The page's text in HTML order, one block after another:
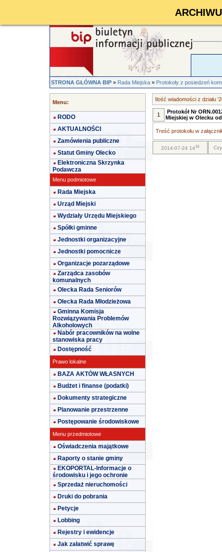
STRONA GŁÓWNA BIP»Rada Miejska»Protokoły z posiedzeń
Menu:
RODO
AKTUALNOŚCI
Zamówienia publiczne
Statut Gminy Olecko
Elektroniczna Skrzynka
Podawcza
Menu podmiotowe
Rada Miejska
Urząd Miejski
Wydziały Urzędu Miejskiego
Spółki gminne
Jednostki organizacyjne
Jednostki pomocnicze
Organizacje pozarządowe
Zarządca zasobów
komunalnych
Olecka Rada Seniorów
Olecka Rada Młodzieżowa
Gminna Komisja
Rozwiązywania Problemów
Alkoholowych
Nabór pracowników na wolne
stanowiska pracy
Dostępność
Prawo lokalne
BAZA AKTÓW WŁASNYCH
Budżet i finanse (podatki)
Dokumenty strategiczne
Planowanie przestrzenne
Postępowanie środowiskowe
Menu przedmiotowe
Oświadczenia majątkowe
Raporty o stanie gminy
EKOPORTAL-Informacje o
środowisku i jego ochronie
Sprzedaż nieruchomości
Druki do pobrania
Petycje
Lobbing
Rejestry i ewidencje
Jak załatwić sprawę
Ilość wiadomości z działu
1
Protokół Nr
Miejskiej w Olecku
Treść protokołu w
2014-07-24 1416